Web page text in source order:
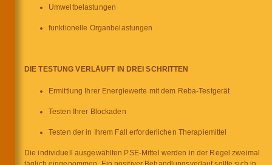
Umweltbelastungen
funktionelle Organbelastungen
DIE TESTUNG VERLÄUFT IN DREI SCHRITTEN
Ermittlung Ihrer Energiewerte mit dem Reba-Testgerät
Testen Ihrer Blockaden
Testen der in Ihrem Fall erforderlichen Therapiemittel
Die individuell ausgewählten PSE-Mittel werden in der Regel zweimal